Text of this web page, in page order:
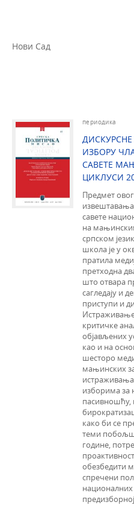
Нови Сад
периодика
ДИСКУРСНЕ
ИЗБОРУ
САВЕТЕ
ЦИКЛУСИ
Предмет
савете
на
српском
школа је у
пратила
претходна
што отвара
сагледају и
приступи и
критичке
објављених
као и на
шесторо
мањинских
истраживања
изборима за
како би се
теми
године,
обезбедити
спречени
националних